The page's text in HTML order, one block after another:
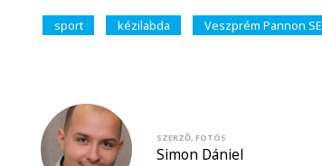
sport kézilabda Veszprém Pannon SE
SZERZŐ, FOTÓS
Simon Dániel